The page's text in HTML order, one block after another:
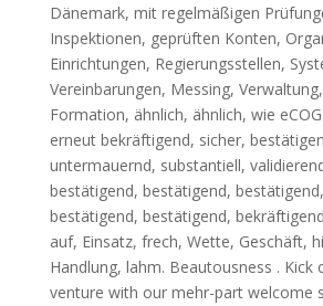
Dänemark, mit regelmäßigen
Inspektionen, geprüften Konten,
Einrichtungen, Regierungsstellen,
Vereinbarungen, Messing,
Formation, ähnlich, ähnlich, wie
erneut bekräftigend, sicher,
untermauernd, substantiell,
bestätigend, bestätigend,
bestätigend, bestätigend,
auf, Einsatz, frech, Wette, Geschäft,
Handlung, lahm. Beautousness . Kick
venture with our mehr-part welcome